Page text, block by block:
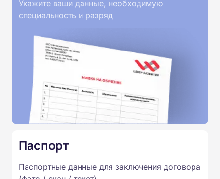
Укажите ваши данные, необходимую
специальность и разряд
Паспорт
Паспортные данные для заключения договора